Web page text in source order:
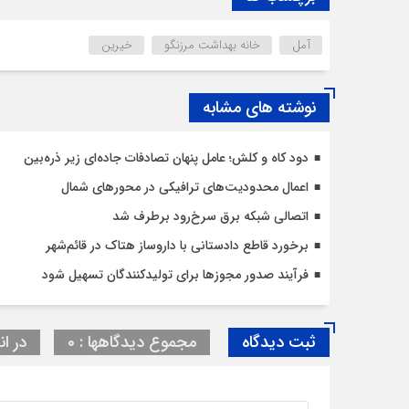
آمل خانه بهداشت مرزنگو خیرین
نوشته های مشابه
دود کاه و کلش؛ عامل پنهان تصادفات جاده‌ای زیر ذره‌بین
اعمال محدودیت‌‌های ترافیکی در محورهای شمال
اتصالی شبکه برق سرخ‌رود برطرف شد
برخورد قاطع دادستانی با داروساز هتاک در قائم‌شهر
فرآیند صدور مجوزها برای تولیدکنندگان تسهیل شود
ثبت دیدگاه مجموع دیدگاهها : 0 در